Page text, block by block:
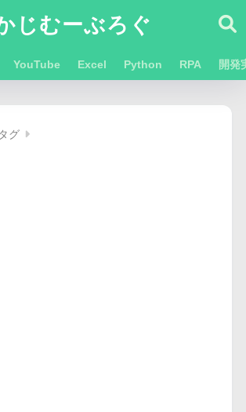
じむーぶろぐ
YouTube Excel Python RPA 開発
グ